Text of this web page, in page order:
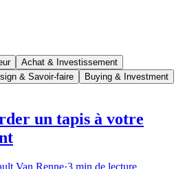
Achat & Investissement
& Savoir-faire Buying & Investment
un tapis à votre
Van Renne·3 min de lecture